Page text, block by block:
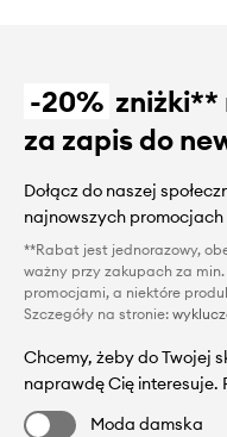
-20% zniżki**
za zapis do
Dołącz do naszej
najnowszych
**Rabat jest jednorazowy,
ważny przy zakupach za min.
promocjami, a niektóre
Szczegóły na stronie:
Chcemy, żeby do Twojej
naprawdę Cię interesuje.
Moda damska